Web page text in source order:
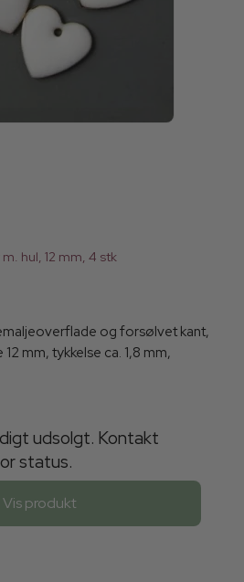
hul, 12 mm, 4 stk
og forsølvet kant,
mm, tykkelse ca. 1,8 mm,
udsolgt. Kontakt
status.
Vis produkt